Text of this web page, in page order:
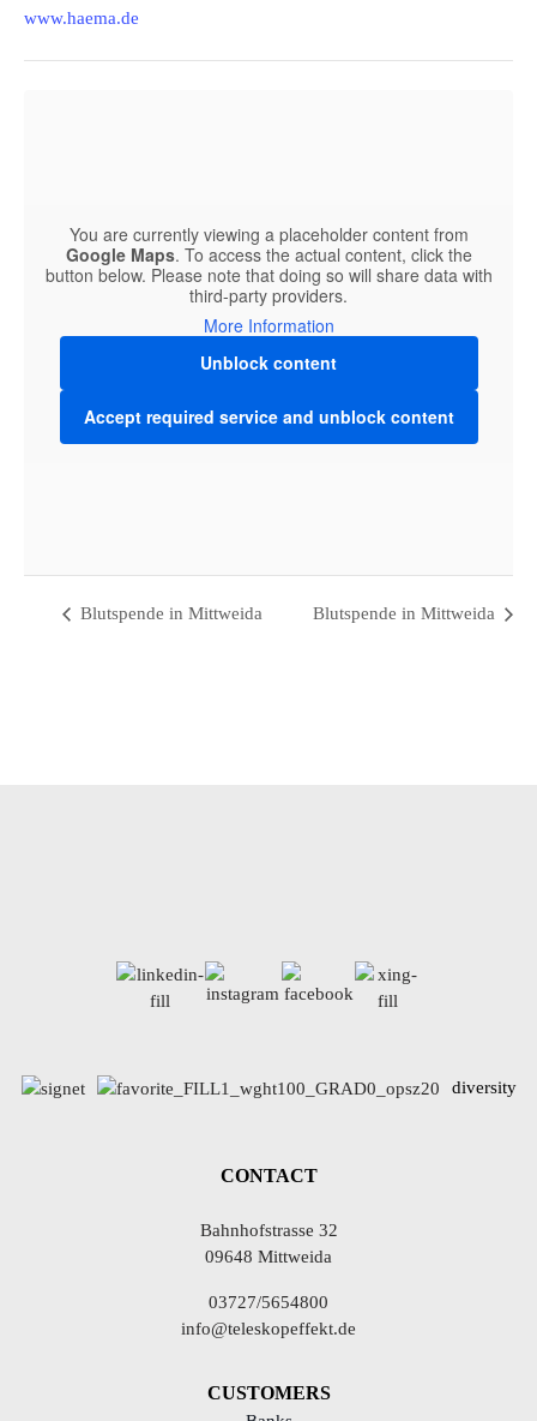
www.haema.de
VENUE
You are currently viewing a placeholder content from
Google Maps. To access the actual content, click the
button below. Please note that doing so will share data with
third-party providers.
More Information
Unblock content
Accept required service and unblock content
Blutspende in Mittweida Blutspende in Mittweida
diversity
CONTACT
Bahnhofstrasse 32
09648 Mittweida
03727/5654800
info@teleskopeffekt.de
CUSTOMERS